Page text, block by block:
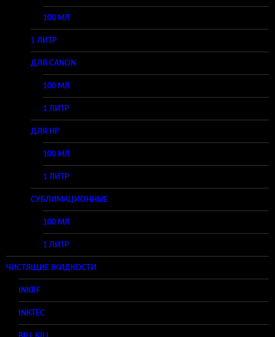
100 МЛ
1 ЛИТР
ДЛЯ CANON
100 МЛ
1 ЛИТР
ДЛЯ HP
100 МЛ
1 ЛИТР
СУБЛИМАЦИОННЫЕ
100 МЛ
1 ЛИТР
ЧИСТЯЩИЕ ЖИДКОСТИ
INKRF
INKTEC